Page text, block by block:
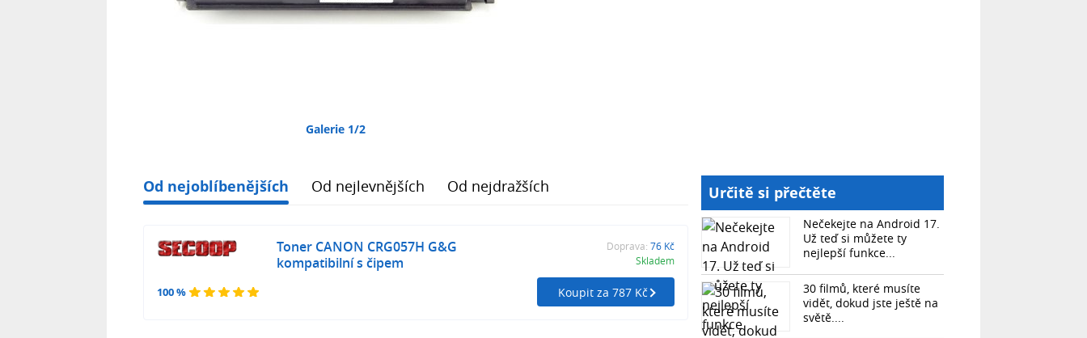
Galerie 1/2
Od nejoblíbenějších Od nejlevnějších Od nejdražších
100 %
Toner CANON CRG057H G&G
kompatibilní s čipem
Doprava: 76 Kč
Skladem
Koupit za 787 Kč
Určitě si přečtěte
Nečekejte na Android 17.
Už teď si můžete ty
nejlepší funkce...
30 filmů, které musíte
vidět, dokud jste ještě na
světě....